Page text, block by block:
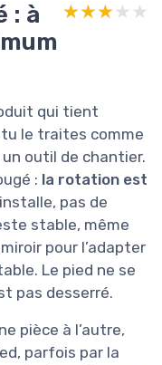
: à
★★★★★
★★★★★
qui tient
le traites comme
outil de chantier.
: la rotation est
pas de
stable, même
pour l’adapter
Le pied ne se
pas desserré.
pièce à l’autre,
parfois par la